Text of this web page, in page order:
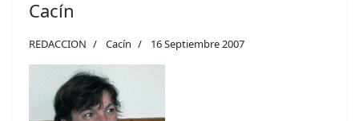
Cacín
REDACCION Cacín 16 Septiembre 2007